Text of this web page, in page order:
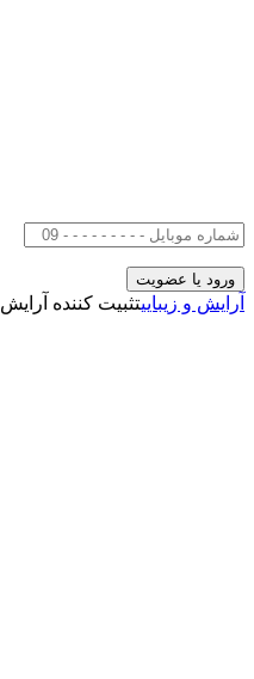
آرایش و زیباییتثبیت کننده آرایش